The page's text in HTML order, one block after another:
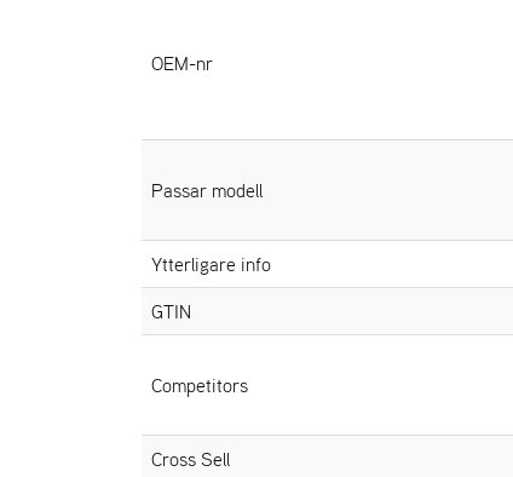
OEM-nr
Passar modell
Ytterligare info
GTIN
Competitors
Cross Sell